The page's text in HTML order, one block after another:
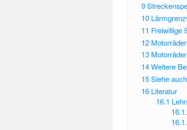
9
10
11 Freiwillige
12
13
14Weitere
15Siehe auch
16 Literatur
16.1